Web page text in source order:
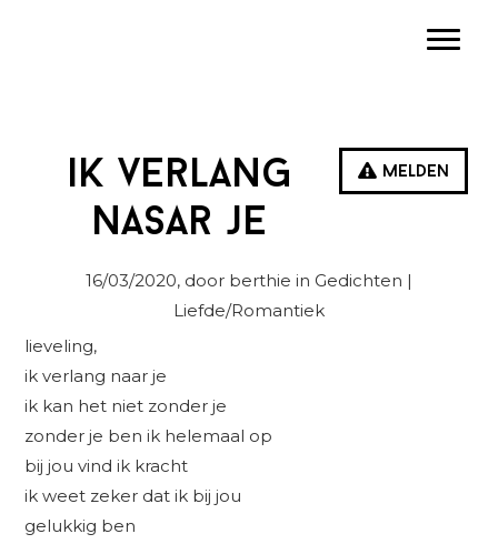
Melden
ik verlang
nasar je
16/03/2020, door berthie in Gedichten |
Liefde/Romantiek
lieveling,
ik verlang naar je
ik kan het niet zonder je
zonder je ben ik helemaal op
bij jou vind ik kracht
ik weet zeker dat ik bij jou
gelukkig ben